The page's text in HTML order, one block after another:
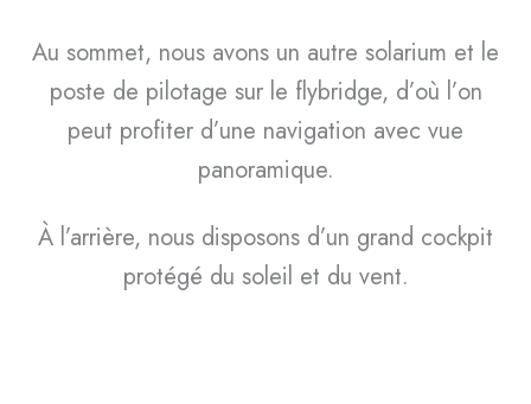
Au sommet, nous avons un autre solarium et le
poste de pilotage sur le flybridge, d’où l’on
peut profiter d’une navigation avec vue
panoramique.
À l’arrière, nous disposons d’un grand cockpit
protégé du soleil et du vent.